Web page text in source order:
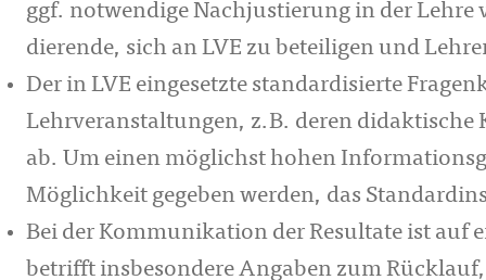
ggf. notwendige Nachjustierung in der
die­ren­de, sich an LVE zu beteiligen und
Der in LVE eingesetzte standardisierte
Lehrveranstaltungen, z.B. deren
ab. Um einen möglichst hohen
Möglichkeit gegeben werden, das
Bei der Kommunikation der Resultate ist auf
betrifft insbesondere Angaben zum